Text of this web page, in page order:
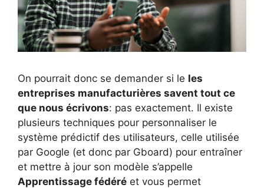
On pourrait donc se demander si le les
entreprises manufacturières savent tout ce
que nous écrivons: pas exactement. Il existe
plusieurs techniques pour personnaliser le
système prédictif des utilisateurs, celle utilisée
par Google (et donc par Gboard) pour entraîner
et mettre à jour son modèle s’appelle
Apprentissage fédéré et vous permet